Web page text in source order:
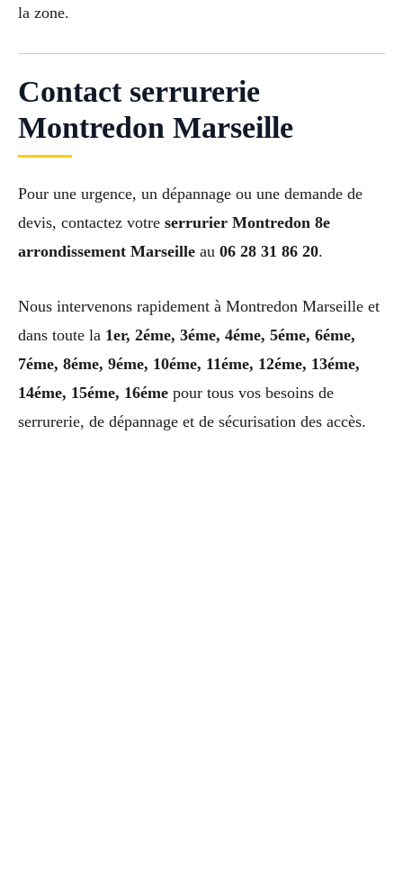
la zone.
Contact serrurerie
Montredon Marseille
Pour une urgence, un dépannage ou une demande de
devis, contactez votre serrurier Montredon 8e
arrondissement Marseille au 06 28 31 86 20.
Nous intervenons rapidement à Montredon Marseille et
dans toute la 1er, 2éme, 3éme, 4éme, 5éme, 6éme,
7éme, 8éme, 9éme, 10éme, 11éme, 12éme, 13éme,
14éme, 15éme, 16éme pour tous vos besoins de
serrurerie, de dépannage et de sécurisation des accès.